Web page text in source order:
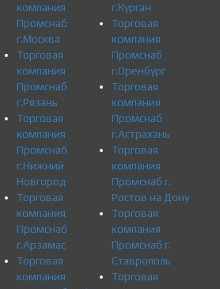
компания
Промснаб
г.Москва
Торговая
компания
Промснаб
г.Рязань
Торговая
компания
Промснаб
г.Нижний
Новгород
Торговая
компания
Промснаб
г.Арзамас
Торговая
компания
г.Курган
Торговая
компания
Промснаб
г.Оренбург
Торговая
компания
Промснаб
г.Астрахань
Торговая
компания
Промснаб г.
Ростов на Дону
Торговая
компания
Промснаб г.
Ставрополь
Торговая